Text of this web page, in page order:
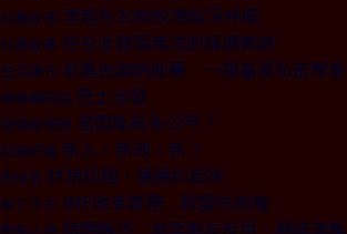
封面故事 早起在20款玫瑰前深呼吸
封面故事 在台北發現南洋的慢調美感
生活專刊 前進古典帆船賽 一窺富豪私密聚會
總編輯的話 巴士出發
商場自慢塾 老闆能有多公平？
石頭評論 新人‧新政‧新？
去梯言 豺狼狐狸，通通抓起來
馬丁沃夫 IMF改革首務 歐盟先削權
精明機巧 竟至戰友反目、顛峰落難